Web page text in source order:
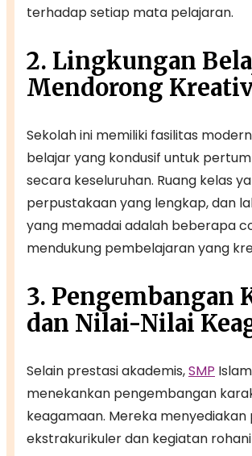
terhadap setiap mata pelajaran.
2. Lingkungan
Mendorong
Sekolah ini memiliki fasilitas
belajar yang kondusif untuk
secara keseluruhan. Ruang kelas
perpustakaan yang lengkap, dan
yang memadai adalah beberapa
mendukung pembelajaran yang
3. Pengembangan
dan Nilai-Nilai
Selain prestasi akademis,SMP
menekankan pengembangan
keagamaan. Mereka
ekstrakurikuler dan kegiatan